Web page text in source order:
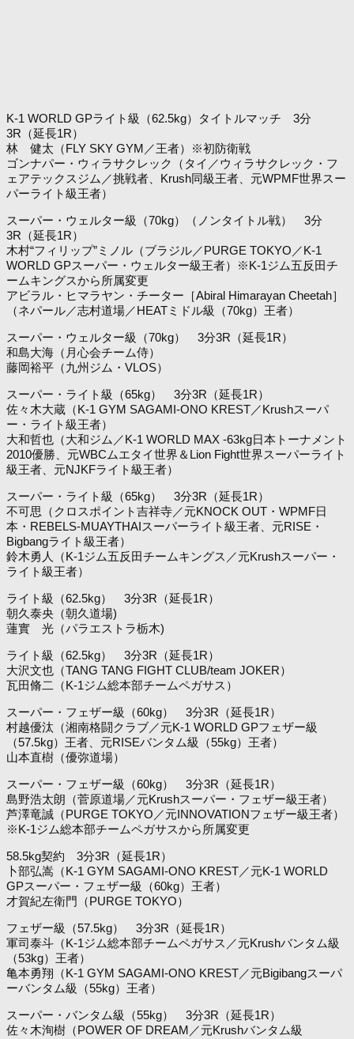
K-1 WORLD GPライト級（62.5kg）タイトルマッチ 3分
3R（延長1R）
林 健太（FLY SKY GYM／王者）※初防衛戦
ゴンナパー・ウィラサクレック（タイ／ウィラサクレック・フ
ェアテックスジム／挑戦者、Krush同級王者、元WPMF世界スー
パーライト級王者）
スーパー・ウェルター級（70kg）（ノンタイトル戦） 3分
3R（延長1R）
木村“フィリップ”ミノル（ブラジル／PURGE TOKYO／K-1
WORLD GPスーパー・ウェルター級王者）※K-1ジム五反田チ
ームキングスから所属変更
アビラル・ヒマラヤン・チーター［Abiral Himarayan Cheetah］
（ネパール／志村道場／HEATミドル級（70kg）王者）
スーパー・ウェルター級（70kg） 3分3R（延長1R）
和島大海（月心会チーム侍）
藤岡裕平（九州ジム・VLOS）
スーパー・ライト級（65kg） 3分3R（延長1R）
佐々木大蔵（K-1 GYM SAGAMI-ONO KREST／Krushスーパ
ー・ライト級王者）
大和哲也（大和ジム／K-1 WORLD MAX -63kg日本トーナメント
2010優勝、元WBCムエタイ世界＆Lion Fight世界スーパーライト
級王者、元NJKFライト級王者）
スーパー・ライト級（65kg） 3分3R（延長1R）
不可思（クロスポイント吉祥寺／元KNOCK OUT・WPMF日
本・REBELS-MUAYTHAIスーパーライト級王者、元RISE・
Bigbangライト級王者）
鈴木勇人（K-1ジム五反田チームキングス／元Krushスーパー・
ライト級王者）
ライト級（62.5kg） 3分3R（延長1R）
朝久泰央（朝久道場)
蓮實 光（パラエストラ栃木)
ライト級（62.5kg） 3分3R（延長1R）
大沢文也（TANG TANG FIGHT CLUB/team JOKER）
瓦田脩二（K-1ジム総本部チームペガサス）
スーパー・フェザー級（60kg） 3分3R（延長1R）
村越優汰（湘南格闘クラブ／元K-1 WORLD GPフェザー級
（57.5kg）王者、元RISEバンタム級（55kg）王者）
山本直樹（優弥道場）
スーパー・フェザー級（60kg） 3分3R（延長1R）
島野浩太朗（菅原道場／元Krushスーパー・フェザー級王者）
芦澤竜誠（PURGE TOKYO／元INNOVATIONフェザー級王者）
※K-1ジム総本部チームペガサスから所属変更
58.5kg契約 3分3R（延長1R）
卜部弘嵩（K-1 GYM SAGAMI-ONO KREST／元K-1 WORLD
GPスーパー・フェザー級（60kg）王者）
才賀紀左衛門（PURGE TOKYO）
フェザー級（57.5kg） 3分3R（延長1R）
軍司泰斗（K-1ジム総本部チームペガサス／元Krushバンタム級
（53kg）王者）
亀本勇翔（K-1 GYM SAGAMI-ONO KREST／元Bigibangスーパ
ーバンタム級（55kg）王者）
スーパー・バンタム級（55kg） 3分3R（延長1R）
佐々木洵樹（POWER OF DREAM／元Krushバンタム級